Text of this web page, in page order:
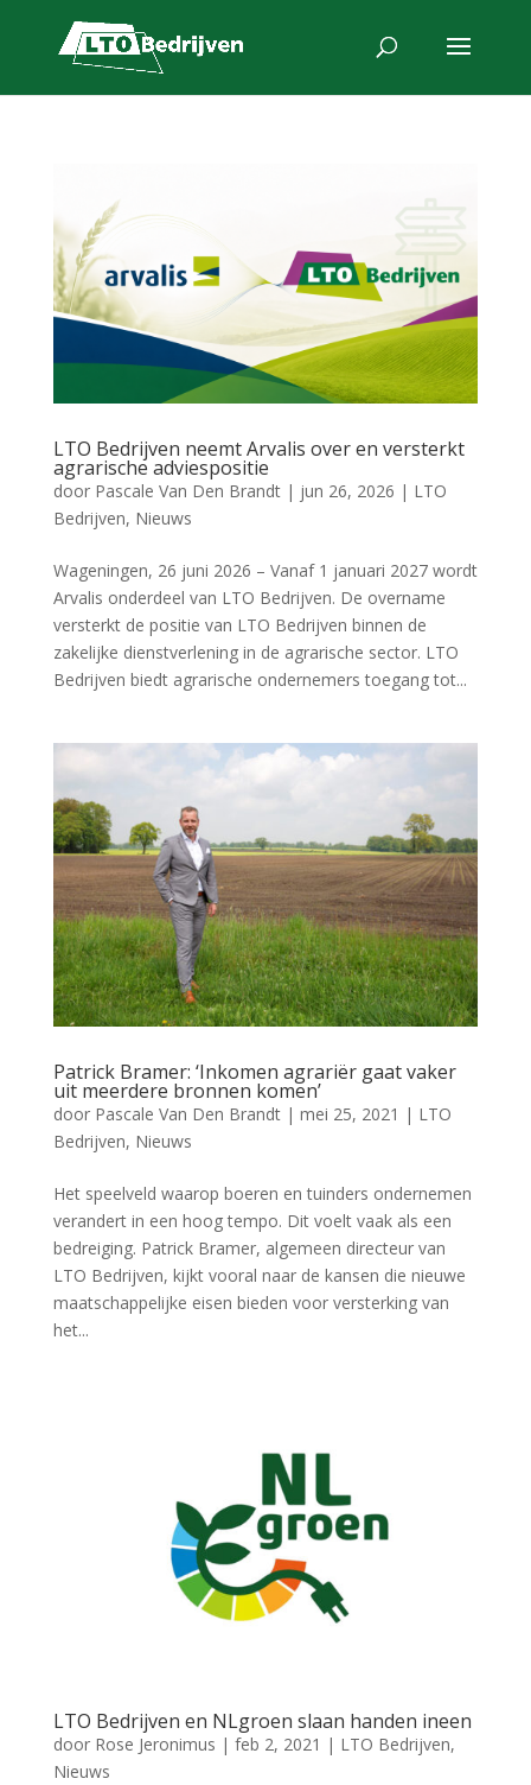
LTO Bedrijven neemt Arvalis over en versterkt
agrarische adviespositie
door Pascale Van Den Brandt| jun 26, 2026 | LTO
Bedrijven, Nieuws
Wageningen, 26 juni 2026 – Vanaf 1 januari 2027 wordt
Arvalis onderdeel van LTO Bedrijven. De overname
versterkt de positie van LTO Bedrijven binnen de
zakelijke dienstverlening in de agrarische sector. LTO
Bedrijven biedt agrarische ondernemers toegang tot...
Patrick Bramer: ‘Inkomen agrariër gaat vaker
uit meerdere bronnen komen’
door Pascale Van Den Brandt| mei 25, 2021 | LTO
Bedrijven, Nieuws
Het speelveld waarop boeren en tuinders ondernemen
verandert in een hoog tempo. Dit voelt vaak als een
bedreiging. Patrick Bramer, algemeen directeur van
LTO Bedrijven, kijkt vooral naar de kansen die nieuwe
maatschappelijke eisen bieden voor versterking van
het...
LTO Bedrijven en NLgroen slaan handen ineen
door Rose Jeronimus | feb 2, 2021 | LTO Bedrijven,
Nieuws